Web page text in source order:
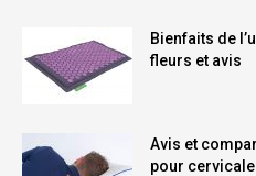
Bienfaits de
fleurs et avis
Avis et
pour